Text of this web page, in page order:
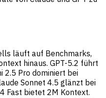
läuft auf Benchmarks,
hinaus. GPT-5.2 führt
2.5 Pro dominiert bei
Sonnet 4.5 glänzt bei
Fast bietet 2M Kontext.